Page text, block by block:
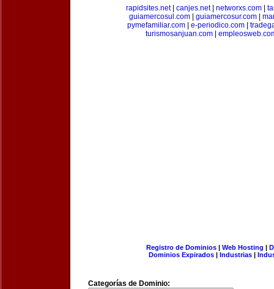
rapidsites.net| canjes.net| networxs.com|
guiamercosul.com| guiamercosur.com|
pymefamiliar.com| e-periodico.com|
turismosanjuan.com|
Registro de Dominios| Web Hosting |
Dominios Expirados | Industrias |
Categorías de Dominio: